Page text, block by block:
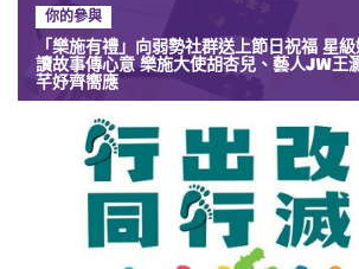
你的參與
「樂施有禮」向弱勢社群送上節日祝福 星
讀故事傳心意 樂施大使胡杏兒、藝人JW王
芊妤齊嚮應